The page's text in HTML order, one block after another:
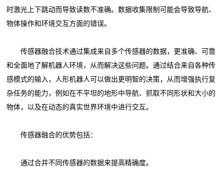
时激光上下跳动而导致读数不准确。数据收集限制可能会导致导航、
物体操作和环境交互方面的错误。
传感器融合技术通过集成来自多个传感器的数据，更准确、可靠
和全面地了解机器人环境，从而解决这些问题。通过结合来自各种传
感模式的输入，人形机器人可以做出更明智的决策，从而增强执行复
杂任务的能力，例如在不平坦的地形中导航、抓取不同形状和大小的
物体，以及在动态的真实世界环境中进行交互。
传感器融合的优势包括：
通过合并不同传感器的数据来提高精确度。